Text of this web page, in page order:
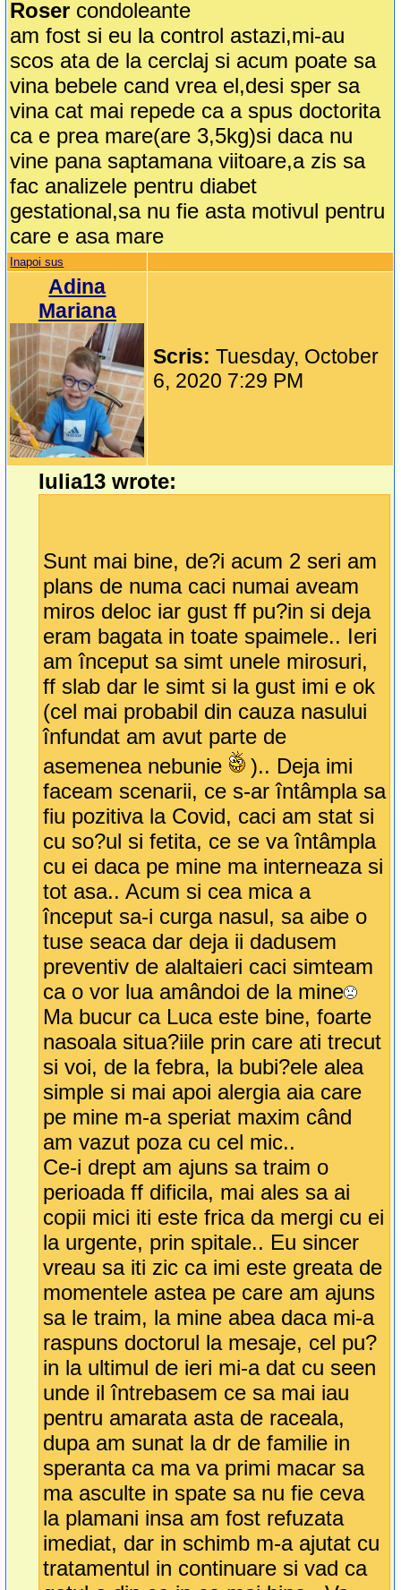
Roser condoleante
am fost si eu la control astazi,mi-au
scos ata de la cerclaj si acum poate sa
vina bebele cand vrea el,desi sper sa
vina cat mai repede ca a spus doctorita
ca e prea mare(are 3,5kg)si daca nu
vine pana saptamana viitoare,a zis sa
fac analizele pentru diabet
gestational,sa nu fie asta motivul pentru
care e asa mare
Inapoi sus
Adina
Mariana
Scris:Tuesday, October
6, 2020 7:29 PM
Iulia13 wrote:
Sunt mai bine, de?i acum 2 seri am
plans de numa caci numai aveam
miros deloc iar gust ff pu?in si deja
eram bagata in toate spaimele.. Ieri
am început sa simt unele mirosuri,
ff slab dar le simt si la gust imi e ok
(cel mai probabil din cauza nasului
înfundat am avut parte de
asemenea nebunie
).. Deja imi
faceam scenarii, ce s-ar întâmpla sa
fiu pozitiva la Covid, caci am stat si
cu so?ul si fetita, ce se va întâmpla
cu ei daca pe mine ma interneaza si
tot asa.. Acum si cea mica a
început sa-i curga nasul, sa aibe o
tuse seaca dar deja ii dadusem
preventiv de alaltaieri caci simteam
ca o vor lua amândoi de la mine
Ma bucur ca Luca este bine, foarte
nasoala situa?iile prin care ati trecut
si voi, de la febra, la bubi?ele alea
simple si mai apoi alergia aia care
pe mine m-a speriat maxim când
am vazut poza cu cel mic..
Ce-i drept am ajuns sa traim o
perioada ff dificila, mai ales sa ai
copii mici iti este frica da mergi cu ei
la urgente, prin spitale.. Eu sincer
vreau sa iti zic ca imi este greata de
momentele astea pe care am ajuns
sa le traim, la mine abea daca mi-a
raspuns doctorul la mesaje, cel pu?
in la ultimul de ieri mi-a dat cu seen
unde il întrebasem ce sa mai iau
pentru amarata asta de raceala,
dupa am sunat la dr de familie in
speranta ca ma va primi macar sa
ma asculte in spate sa nu fie ceva
la plamani insa am fost refuzata
imediat, dar in schimb m-a ajutat cu
tratamentul in continuare si vad ca